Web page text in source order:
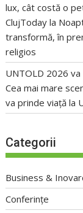
lux, cât costă o
ClujToday la
transformă, în
religios
UNTOLD 2026 va
Cea mai mare
va prinde viață la
Categorii
Business &
Conferințe